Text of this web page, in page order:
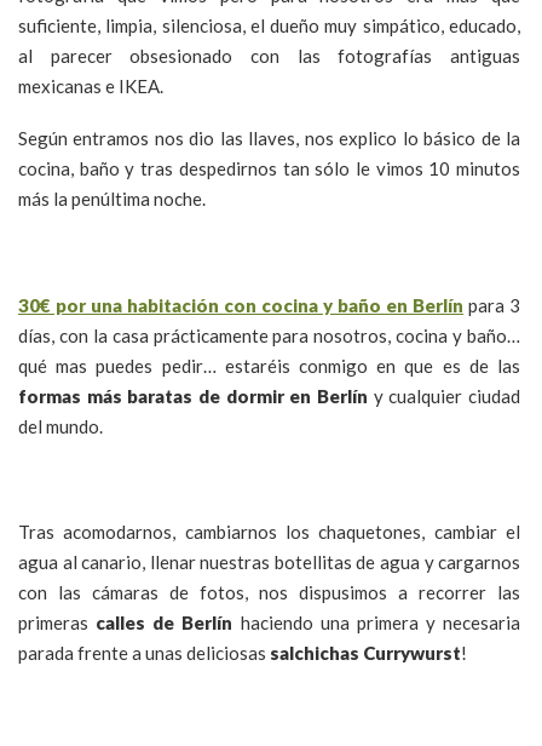
suficiente, limpia, silenciosa, el dueño muy simpático, educado,
al parecer obsesionado con las fotografías antiguas
mexicanas e IKEA.
Según entramos nos dio las llaves, nos explico lo básico de la
cocina, baño y tras despedirnos tan sólo le vimos 10 minutos
más la penúltima noche.
30€ por una habitación con cocina y baño en Berlín para 3
días, con la casa prácticamente para nosotros, cocina y baño…
qué mas puedes pedir… estaréis conmigo en que es de las
formas más baratas de dormir en Berlín y cualquier ciudad
del mundo.
Tras acomodarnos, cambiarnos los chaquetones, cambiar el
agua al canario, llenar nuestras botellitas de agua y cargarnos
con las cámaras de fotos, nos dispusimos a recorrer las
primeras calles de Berlín haciendo una primera y necesaria
parada frente a unas deliciosas salchichas Currywurst!